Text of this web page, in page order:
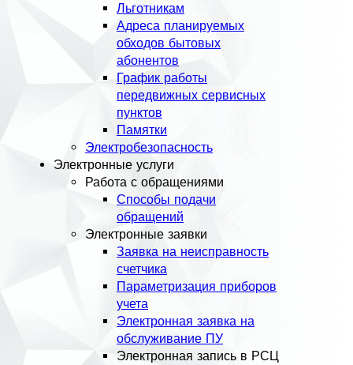
Льготникам
Адреса планируемых
обходов бытовых
абонентов
График работы
передвижных сервисных
пунктов
Памятки
Электробезопасность
Электронные услуги
Работа с обращениями
Способы подачи
обращений
Электронные заявки
Заявка на неисправность
счетчика
Параметризация приборов
учета
Электронная заявка на
обслуживание ПУ
Электронная запись в РСЦ